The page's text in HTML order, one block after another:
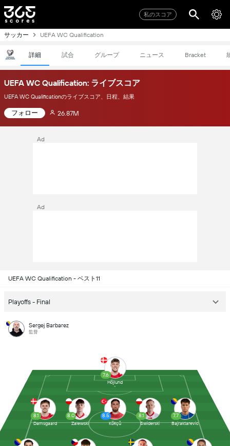
私のスコア
サッカー UEFA WC Qualification
詳細 試合 グループ ニュース Bracket
UEFA WC Qualification: ライブスコア
UEFA WC Qualificationのライブスコア、日程、結果
フォロー 26.87M
Ad
Ad
UEFA WC Qualification - ベスト11
Playoffs - Final
Sergej Barbarez
監督
8.1
Damsgaard
7.7
Bajraktarevic
8.0
Zalewski
8.1
Swiderski
8.5
Kökçü
7.6
Höjlund